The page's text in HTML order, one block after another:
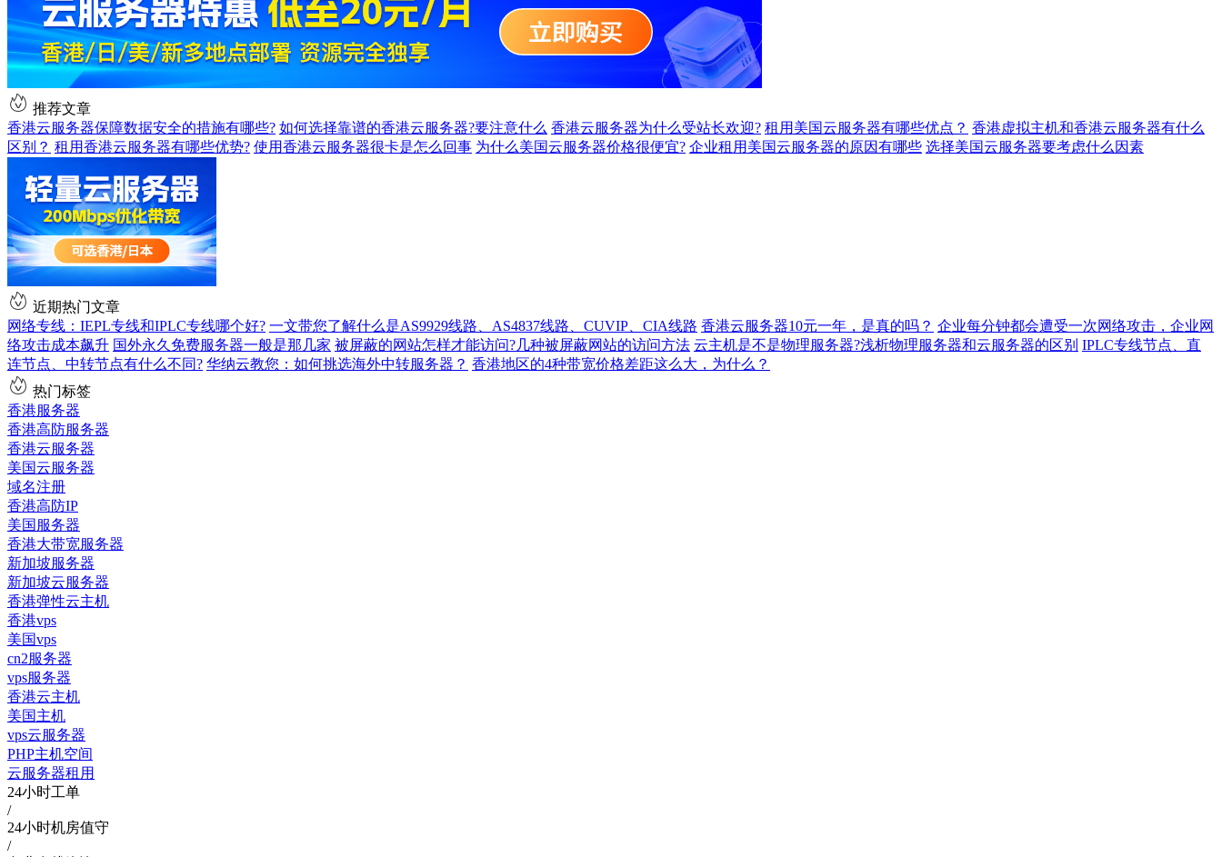
推荐文章
香港云服务器保障数据安全的措施有哪些? 如何选择靠谱的香港云服务器?要注意什么 香港云服务器为什么受站长欢迎? 租用美国云服务器有哪些优点？ 香港虚拟主机和香港云服务器有什么
区别？ 租用香港云服务器有哪些优势? 使用香港云服务器很卡是怎么回事 为什么美国云服务器价格很便宜? 企业租用美国云服务器的原因有哪些 选择美国云服务器要考虑什么因素
近期热门文章
网络专线：IEPL专线和IPLC专线哪个好? 一文带您了解什么是AS9929线路、AS4837线路、CUVIP、CIA线路 香港云服务器10元一年，是真的吗？ 企业每分钟都会遭受一次网络攻击，企业网
络攻击成本飙升 国外永久免费服务器一般是那几家 被屏蔽的网站怎样才能访问?几种被屏蔽网站的访问方法 云主机是不是物理服务器?浅析物理服务器和云服务器的区别 IPLC专线节点、直
连节点、中转节点有什么不同? 华纳云教您：如何挑选海外中转服务器？ 香港地区的4种带宽价格差距这么大，为什么？
热门标签
香港服务器
香港高防服务器
香港云服务器
美国云服务器
域名注册
香港高防IP
美国服务器
香港大带宽服务器
新加坡服务器
新加坡云服务器
香港弹性云主机
香港vps
美国vps
cn2服务器
vps服务器
香港云主机
美国主机
vps云服务器
PHP主机空间
云服务器租用
24小时工单
/
24小时机房值守
/